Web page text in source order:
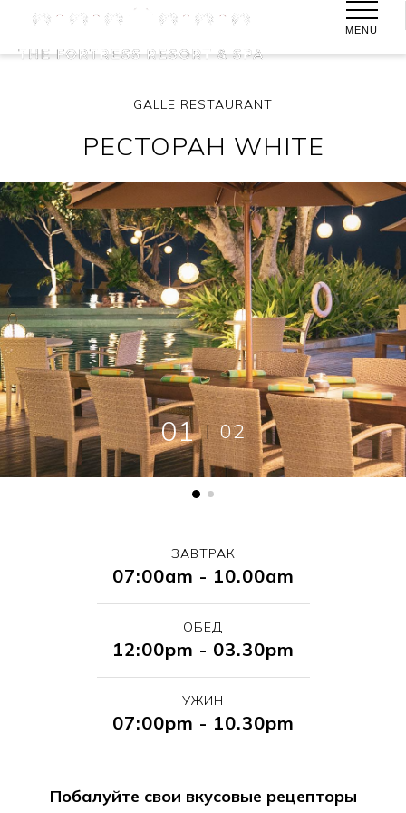
MENU
GALLE RESTAURANT
РЕСТОРАН WHITE
01 02
ЗАВТРАК
07:00am - 10.00am
ОБЕД
12:00pm - 03.30pm
УЖИН
07:00pm - 10.30pm
Побалуйте свои вкусовые рецепторы